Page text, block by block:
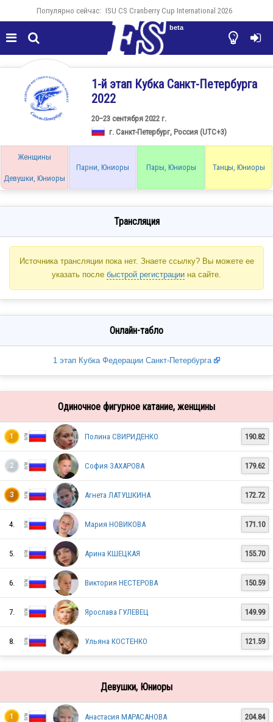
Популярно сейчас: ISU CS Cranberry Cup International 2026
  

beta
1-й этап Кубка Санкт-Петербурга
2022
20–23 сентября 2022 г.
г. Санкт-Петербург, Россия (UTC+3)
Женщины
Девушки, Юниоры
Парни, Юниоры Пары, Юниоры Танцы, Юниоры
Трансляция
Источника трансляции пока нет. Знаете ссылку? Вы можете ее
указать после быстрой регистрации на сайте.
Онлайн-табло
1 этап Кубка Федерации Санкт-Петербурга
Одиночное фигурное катание, женщины
1 Полина СВИРИДЕНКО 190.82
2 София ЗАХАРОВА 179.62
3 Агнета ЛАТУШКИНА 172.72
4. Мария НОВИКОВА 171.10
5. Арина КШЕЦКАЯ 155.70
6. Виктория НЕСТЕРОВА 150.59
7. Ярослава ГУЛЕВЕЦ 149.99
8. Ульяна КОСТЕНКО 121.59
Девушки, Юниоры
1 Анастасия МАРАСАНОВА 204.84